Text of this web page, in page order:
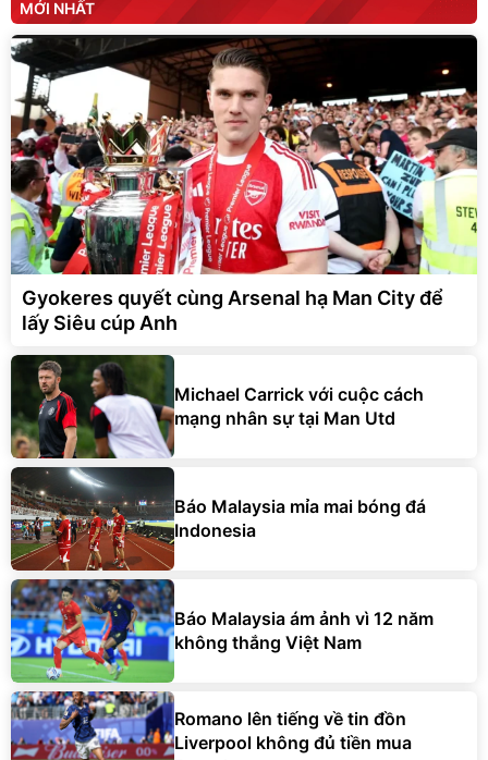
MỚI NHẤT
Gyokeres quyết cùng Arsenal hạ Man City để
lấy Siêu cúp Anh
Michael Carrick với cuộc cách
mạng nhân sự tại Man Utd
Báo Malaysia mỉa mai bóng đá
Indonesia
Báo Malaysia ám ảnh vì 12 năm
không thắng Việt Nam
Romano lên tiếng về tin đồn
Liverpool không đủ tiền mua